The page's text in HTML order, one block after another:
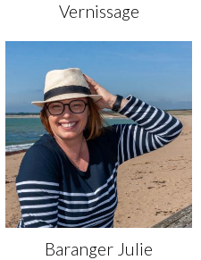
Vernissage
Baranger Julie